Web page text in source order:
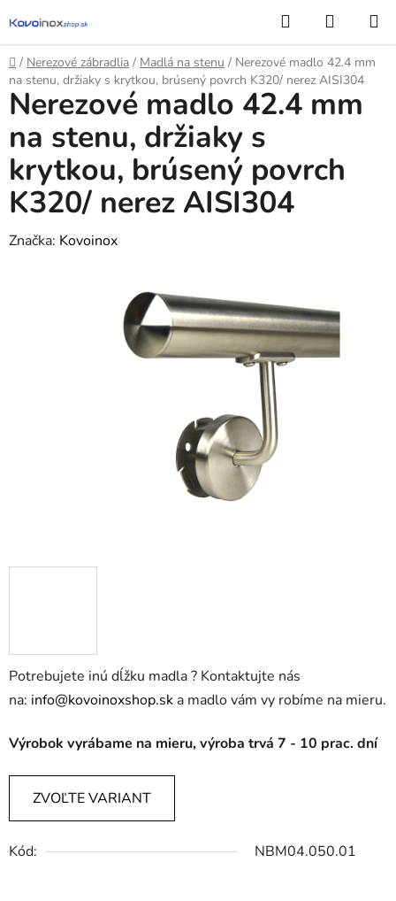
na
obsah
Hľadať
KOŠÍK
Domov
/ Nerezové zábradlia / Madlá na stenu / Nerezové madlo 42.4 mm
na stenu, držiaky s krytkou, brúsený povrch K320/ nerez AISI304
Potrebujete inú dĺžku madla ? Kontaktujte nás
na: info@kovoinoxshop.sk a madlo vám vy robíme na mieru.
Výrobok vyrábame na mieru, výroba trvá 7 - 10 prac. dní
ZVOĽTE VARIANT
Kód: NBM04.050.01
Nerezové madlo 42.4 mm
na stenu, držiaky s
krytkou, brúsený povrch
K320/ nerez AISI304
Značka: Kovoinox